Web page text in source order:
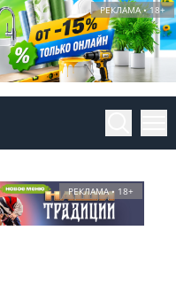
РЕКЛАМА • 18+
РЕКЛАМА • 18+